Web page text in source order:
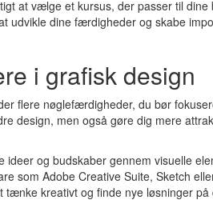
at vælge et kursus, der passer til dine
udvikle dine færdigheder og skabe
i grafisk design
flere nøglefærdigheder, du bør
design, men også gøre dig mere
ideer og budskaber gennem visuelle
som Adobe Creative Suite, Sketch
tænke kreativt og finde nye løsninger på